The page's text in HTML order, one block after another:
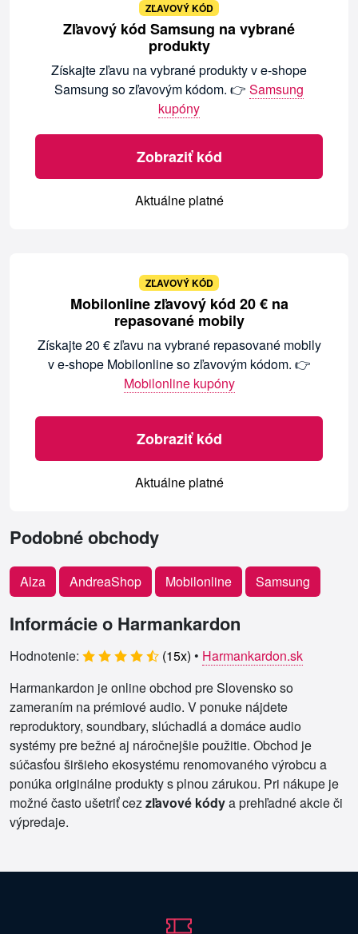
ZĽAVOVÝ KÓD
Zľavový kód Samsung na vybrané
produkty
Získajte zľavu na vybrané produkty v e-shope
Samsung so zľavovým kódom. 👉 Samsung
kupóny
Zobraziť kód
Aktuálne platné
ZĽAVOVÝ KÓD
Mobilonline zľavový kód 20 € na
repasované mobily
Získajte 20 € zľavu na vybrané repasované mobily
v e-shope Mobilonline so zľavovým kódom. 👉
Mobilonline kupóny
Zobraziť kód
Aktuálne platné
Podobné obchody
Alza AndreaShop Mobilonline Samsung
Informácie o Harmankardon
Hodnotenie: (15x) • Harmankardon.sk
Harmankardon je online obchod pre Slovensko so
zameraním na prémiové audio. V ponuke nájdete
reproduktory, soundbary, slúchadlá a domáce audio
systémy pre bežné aj náročnejšie použitie. Obchod je
súčasťou širšieho ekosystému renomovaného výrobcu a
ponúka originálne produkty s plnou zárukou. Pri nákupe je
možné často ušetriť cez zľavové kódya prehľadné akcie či
výpredaje.